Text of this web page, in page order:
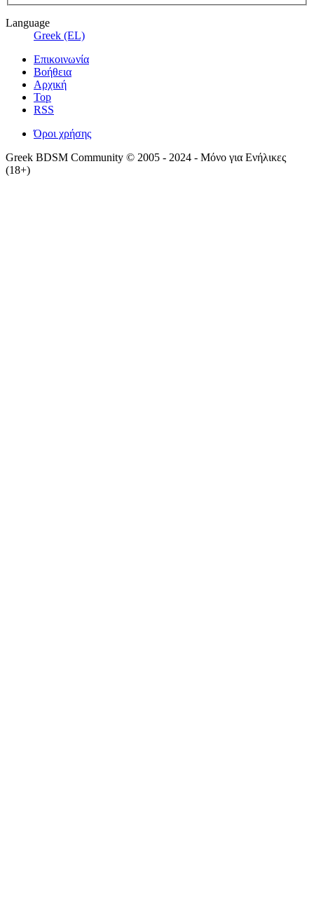
Language
Greek (EL)
Επικοινωνία
Βοήθεια
Αρχική
Top
RSS
Όροι χρήσης
Greek BDSM Community © 2005 - 2024 - Μόνο για Ενήλικες
(18+)